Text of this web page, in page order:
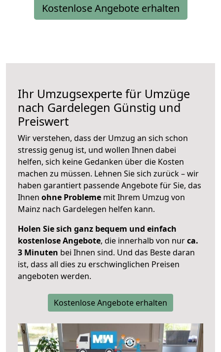
Kostenlose Angebote erhalten
Ihr Umzugsexperte für Umzüge
nach Gardelegen Günstig und
Preiswert
Wir verstehen, dass der Umzug an sich schon
stressig genug ist, und wollen Ihnen dabei
helfen, sich keine Gedanken über die Kosten
machen zu müssen. Lehnen Sie sich zurück – wir
haben garantiert passende Angebote für Sie, das
Ihnen ohne Probleme mit Ihrem Umzug von
Mainz nach Gardelegen helfen kann.
Holen Sie sich ganz bequem und einfach
kostenlose Angebote, die innerhalb von nurca.
3 Minuten bei Ihnen sind. Und das Beste daran
ist, dass all dies zu erschwinglichen Preisen
angeboten werden.
Kostenlose Angebote erhalten